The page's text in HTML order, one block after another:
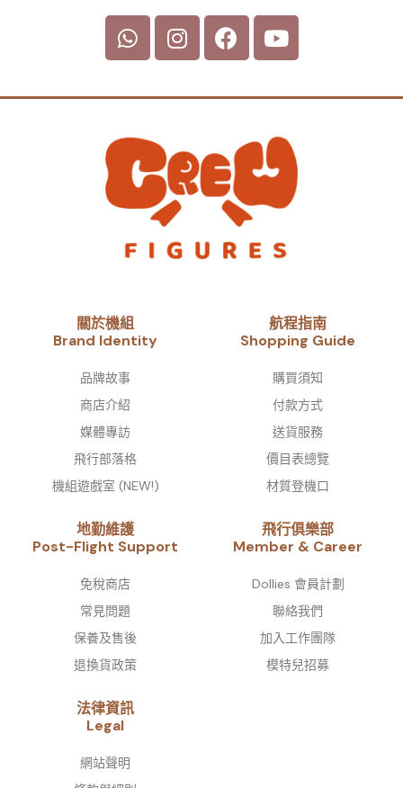
關於機組
Brand Identity​
品牌故事​
商店介紹
媒體專訪
飛行部落格
機組遊戲室 (NEW!)
航程指南
Shopping Guide
購買須知
付款方式
送貨服務
價目表總覽
材質登機口
地勤維護
Post-Flight Support
免稅商店
常見問題
保養及售後
退換貨政策
飛行俱樂部
Member & Career
Dollies 會員計劃
聯絡我們
加入工作團隊
模特兒招募
法律資訊
Legal
網站聲明